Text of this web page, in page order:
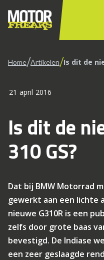
Home/Artikelen/Is dit de
21 april 2016
Is dit de
310 GS?
Dat bij BMW Motorrad
gewerkt aan een lichte
nieuwe G310R is een
zelfs door grote baas
bevestigd. De Indiase
een zeer geslaagde